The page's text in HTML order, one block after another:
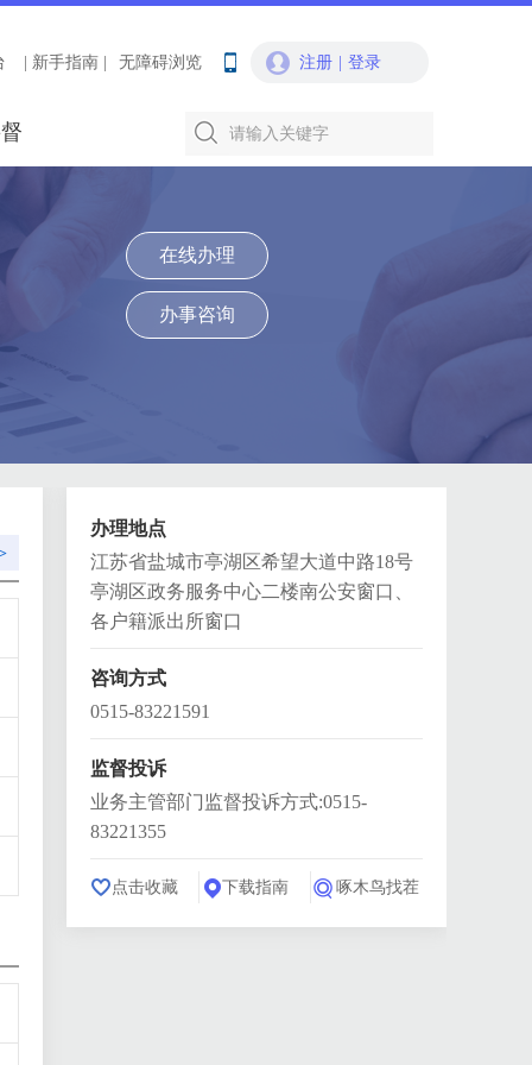
| 新手指南 | 无障碍浏览 注册 登录
在线办理
办事咨询
办理地点
江苏省盐城市亭湖区希望大道中路18号
亭湖区政务服务中心二楼南公安窗口、
各户籍派出所窗口
咨询方式
0515-83221591
监督投诉
业务主管部门监督投诉方式:0515-
83221355
点击收藏 下载指南 啄木鸟找茬